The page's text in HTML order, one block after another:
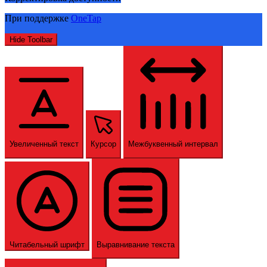
При поддержке OneTap
Hide Toolbar
Увеличенный текст Курсор Межбуквенный интервал
Читабельный шрифт Выравнивание текста